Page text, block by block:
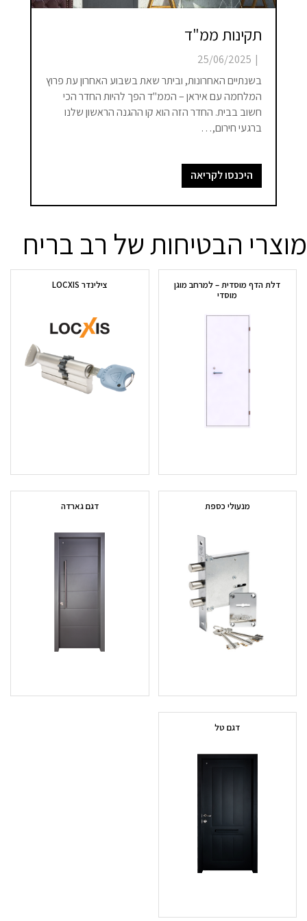
תקינות ממ"ד
|
25/06/2025
בשנתיים האחרונות, וביתר שאת בשבוע האחרון עת פרוץ
המלחמה עם איראן – הממ"ד הפך להיות החדר הכי
חשוב בבית. החדר הזה הוא קו ההגנה הראשון שלנו
ברגעי חירום,…
היכנסו לקריאה
מוצרי הבטיחות של רב בריח
דלת הדף מוסדית – למרחב מוגן
מוסדי
צילינדר LOCXIS
מנעולי כספת דגם גארדה
דגם טל